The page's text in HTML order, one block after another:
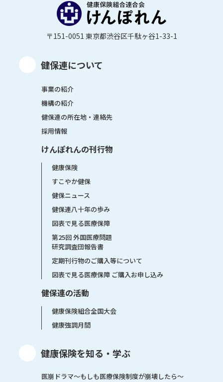
〒151-0051 東京都渋谷区千駄ヶ谷1-33-1
健保連について
事業の紹介
機構の紹介
健保連の所在地・連絡先
採用情報
けんぽれんの刊行物
健康保険
すこやか健保
健保ニュース
健保連八十年の歩み
図表で見る医療保障
第25回 外国医療問題
研究調査団報告書
定期刊行物のご購入等について
図表で見る医療保障 ご購入お申し込み
健保連の活動
健康保険組合全国大会
健康強調月間
健康保険を知る・学ぶ
医崩ドラマ〜もしも医療保険制度が崩壊したら〜